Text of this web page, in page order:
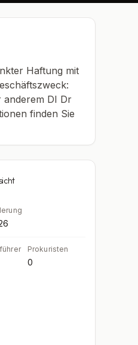
Haftung mit
anderem DI Dr
finden Sie
Prokuristen
0